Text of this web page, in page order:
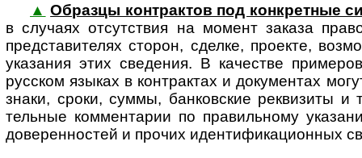
▲ Образцы контрактов под конкретные
в случаях отсут­ствия на момент заказа
предста­вителях сторон, сделке, проекте,
указания этих сведения. В качестве
русском языках в контрактах и документах
знаки, сроки, суммы, банковские реквизиты
тельные комментарии по правильному
доверенностей и прочих иденти­фика­ци­онных